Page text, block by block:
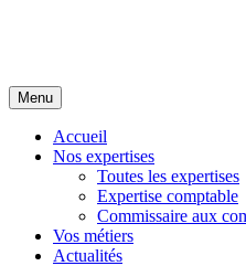
Menu
Accueil
Nos expertises
Toutes les expertises
Expertise comptable
Commissaire aux
Vos métiers
Actualités